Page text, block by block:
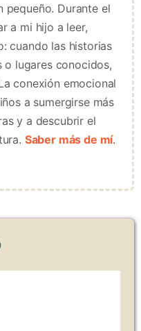
pequeño. Durante el
a mi hijo a leer,
cuando las historias
o lugares conocidos,
conexión emocional
a sumergirse más
y a descubrir el
Saber más de mí.